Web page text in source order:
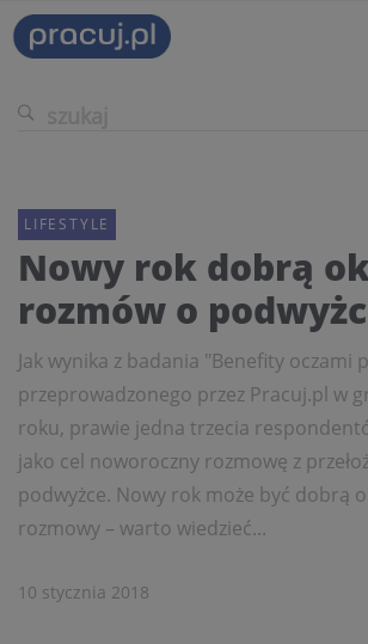
LIFESTYLE
Nowy rok dobrą
rozmów o
Jak wynika z badania "Benefity oczami
przeprowadzonego przez Pracuj.pl w
roku, prawie jedna trzecia
jako cel noworoczny rozmowę z
podwyżce. Nowy rok może być dobrą
rozmowy – warto wiedzieć...
10 stycznia 2018